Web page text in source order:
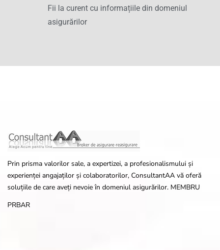
Fii la curent cu informațiile din domeniul
asigurărilor
Prin prisma valorilor sale, a expertizei, a profesionalismului și
experienței angajaților și colaboratorilor, ConsultantAA vă oferă
soluțiile de care aveți nevoie în domeniul asigurărilor. MEMBRU
PRBAR